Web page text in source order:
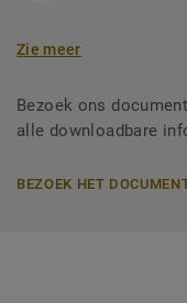
Zie meer
Bezoek ons
alle downloadbare
BEZOEK HET